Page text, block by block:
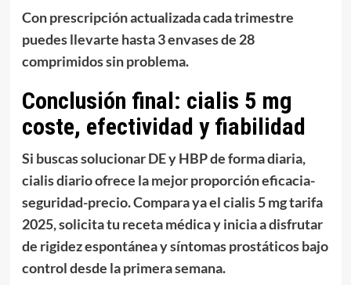
Con prescripción actualizada cadatrimestre
puedes llevarte hasta3 envases de 28
comprimidossin problema.
Conclusión final: cialis 5 mg
coste, efectividad y fiabilidad
Si buscassolucionar DE y HBPde forma diaria,
cialis diarioofrece la mejor proporcióneficacia-
seguridad-precio. Compara ya elcialis 5 mg tarifa
2025, solicita tu receta médica y inicia a disfrutar
de rigidez espontáneay síntomas prostáticos bajo
control desde la primera semana.